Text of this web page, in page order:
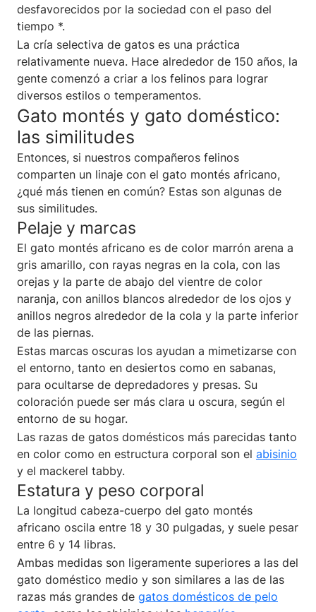
desfavorecidos por la sociedad con el paso del
tiempo *.
La cría selectiva de gatos es una práctica
relativamente nueva. Hace alrededor de 150 años, la
gente comenzó a criar a los felinos para lograr
diversos estilos o temperamentos.
Gato montés y gato doméstico:
las similitudes
Entonces, si nuestros compañeros felinos
comparten un linaje con el gato montés africano,
¿qué más tienen en común? Estas son algunas de
sus similitudes.
Pelaje y marcas
El gato montés africano es de color marrón arena a
gris amarillo, con rayas negras en la cola, con las
orejas y la parte de abajo del vientre de color
naranja, con anillos blancos alrededor de los ojos y
anillos negros alrededor de la cola y la parte inferior
de las piernas.
Estas marcas oscuras los ayudan a mimetizarse con
el entorno, tanto en desiertos como en sabanas,
para ocultarse de depredadores y presas. Su
coloración puede ser más clara u oscura, según el
entorno de su hogar.
Las razas de gatos domésticos más parecidas tanto
en color como en estructura corporal son el abisinio
y el mackerel tabby.
Estatura y peso corporal
La longitud cabeza-cuerpo del gato montés
africano oscila entre 18 y 30 pulgadas, y suele pesar
entre 6 y 14 libras.
Ambas medidas son ligeramente superiores a las del
gato doméstico medio y son similares a las de las
razas más grandes de gatos domésticos de pelo